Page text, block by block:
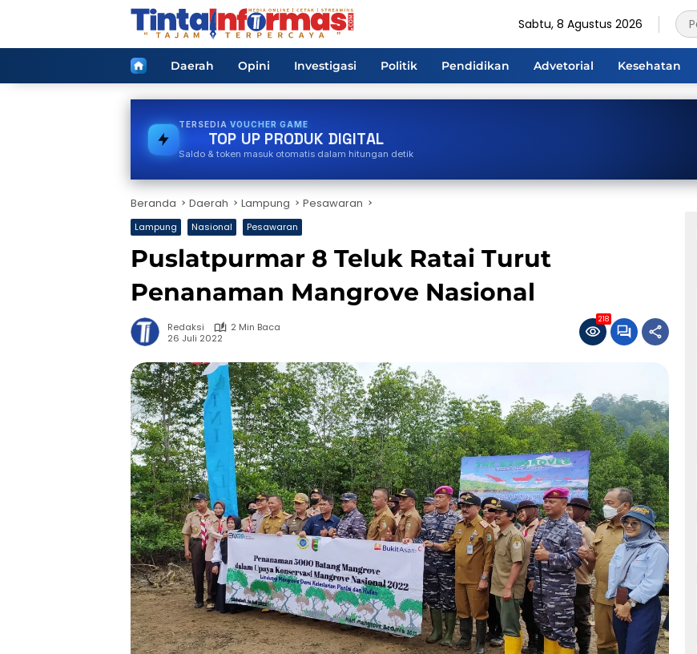
Sabtu, 8 Agustus 2026
HomeDaerah Opini Investigasi Politik Pendidikan Advetorial Kesehatan
TERSEDIA GAS
TOP UP PRODUK DIGITAL
Saldo & token masuk otomatis dalam hitungan detik
Beranda Daerah Lampung Pesawaran
Lampung Nasional Pesawaran
Puslatpurmar 8 Teluk Ratai Turut
Penanaman Mangrove Nasional
Redaksi
2 Min Baca
26 Juli 2022
218